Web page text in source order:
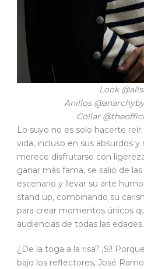
Look
Anillos
Collar
Lo suyo no es solo hacerte
vida, incluso en sus absurdos
merece disfrutarse con
ganar más fama, se salió de
escenario y llevar su arte
stand up, combinando su
para crear momentos únicos
audiencias de todas las edades.
¿De la toga a la risa? ¡Sí!
bajo los reflectores, José